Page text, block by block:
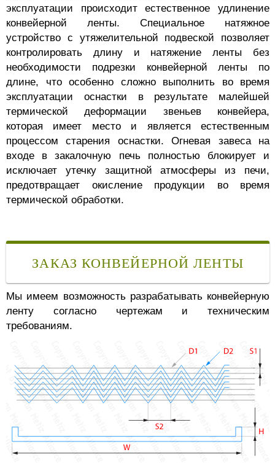
эксплуатации происходит естественное удлинение
конвейерной ленты. Специальное натяжное
устройство с утяжелительной подвеской позволяет
контролировать длину и натяжение ленты без
необходимости подрезки конвейерной ленты по
длине, что особенно сложно выполнить во время
эксплуатации оснастки в результате малейшей
термической деформации звеньев конвейера,
которая имеет место и является естественным
процессом старения оснастки. Огневая завеса на
входе в закалочную печь полностью блокирует и
исключает утечку защитной атмосферы из печи,
предотвращает окисление продукции во время
термической обработки.
ЗАКАЗ КОНВЕЙЕРНОЙ ЛЕНТЫ
Мы имеем возможность разрабатывать конвейерную
ленту согласно чертежам и техническим
требованиям.